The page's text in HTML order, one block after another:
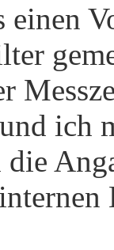
einen
ich
die